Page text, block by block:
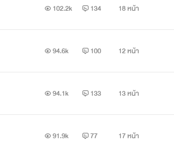
102.2k 134 18 หน้า
94.6k 100 12 หน้า
94.1k 133 13 หน้า
91.9k 77 17 หน้า